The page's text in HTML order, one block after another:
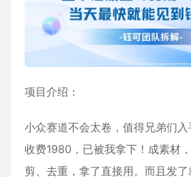
项目介绍：
小众赛道不会太卷，值得兄弟们
收费1980，已被我拿下！成素材
剪、去重，拿了直接用。而且发